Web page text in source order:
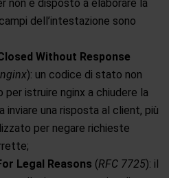
non è disposto a elaborare la
dell’intestazione sono
Without Response
): un codice di stato non
istruire nginx a chiudere la
inviare una risposta al client, più
per negare richieste
Legal Reasons (RFC 7725): il